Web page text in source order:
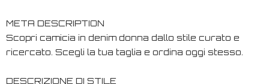
META DESCRIPTION
Scopri camicia in denim donna dallo stile curato e
ricercato. Scegli la tua taglia e ordina oggi stesso.
DESCRIZIONE DI STILE